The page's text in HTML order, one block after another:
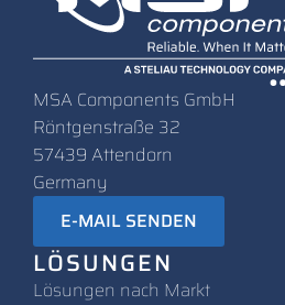
MSA Components GmbH
Röntgenstraße 32
57439 Attendorn
Germany
E-MAIL SENDEN
LÖSUNGEN
Lösungen nach Markt